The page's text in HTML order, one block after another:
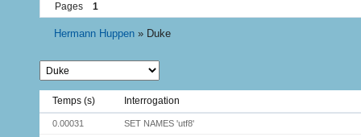
Pages
1
Hermann Huppen » Duke
Temps (s) Interrogation
0.00031 SET NAMES 'utf8'